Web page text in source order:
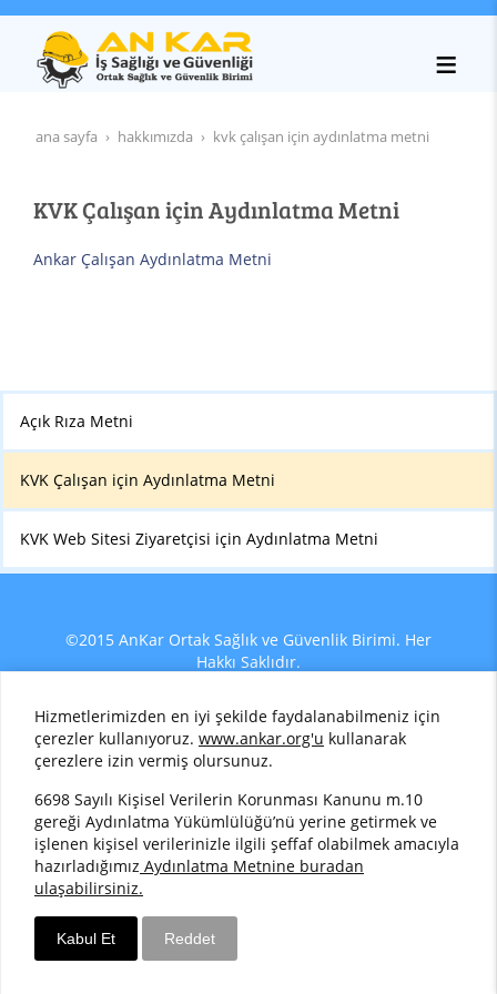
ana sayfa hakkımızda kvk çalışan için aydınlatma metni
KVK Çalışan için Aydınlatma Metni
Ankar Çalışan Aydınlatma Metni
Açık Rıza Metni
KVK Çalışan için Aydınlatma Metni
KVK Web Sitesi Ziyaretçisi için Aydınlatma Metni
Hizmetlerimizden en iyi şekilde faydalanabilmeniz için
çerezler kullanıyoruz. www.ankar.org'u kullanarak
çerezlere izin vermiş olursunuz.
6698 Sayılı Kişisel Verilerin Korunması Kanunu m.10
gereği Aydınlatma Yükümlülüğü’nü yerine getirmek ve
işlenen kişisel verilerinizle ilgili şeffaf olabilmek amacıyla
hazırladığımız Aydınlatma Metnine buradan
ulaşabilirsiniz.
Kabul Et Reddet
©2015 AnKar Ortak Sağlık ve Güvenlik Birimi. Her
Hakkı Saklıdır.
Bilgipedia Yazılım
WhatsApp destek